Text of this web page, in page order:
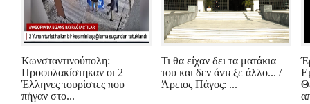
Κωνσταντινούπολη:
Προφυλακίστηκαν οι 2
Έλληνες τουρίστες που
πήγαν στο...
Τι θα είχαν δει τα ματάκια
του και δεν άντεξε άλλο... /
Άρειος Πάγος: ...